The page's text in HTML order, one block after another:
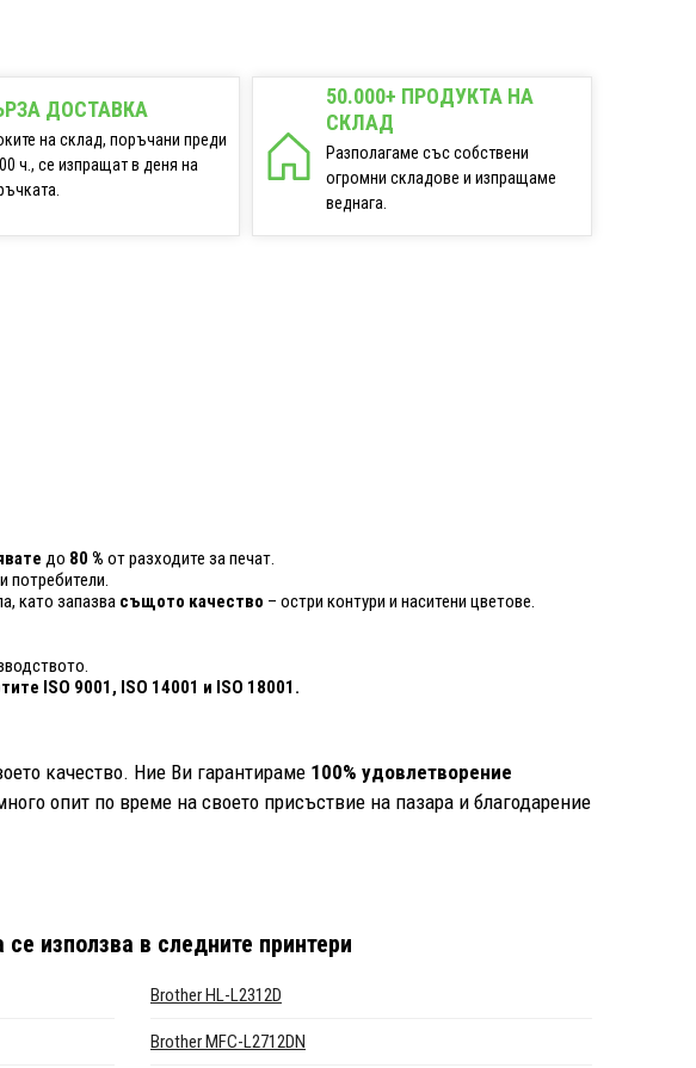
ДОСТАВКА
на склад, поръчани преди
ч., се изпращат в деня на
50.000+ ПРОДУКТА НА
СКЛАД
Разполагаме със собствени
огромни складове и изпращаме
веднага.
до 80 % от разходите за печат.
потребители.
като запазва същото качество – остри контури и наситени цветове.
ISO 9001, ISO 14001 и ISO 18001.
качество. Ние Ви гарантираме 100% удовлетворение
опит по време на своето присъствие на пазара и благодарение
използва в следните принтери
Brother HL-L2312D
Brother MFC-L2712DN